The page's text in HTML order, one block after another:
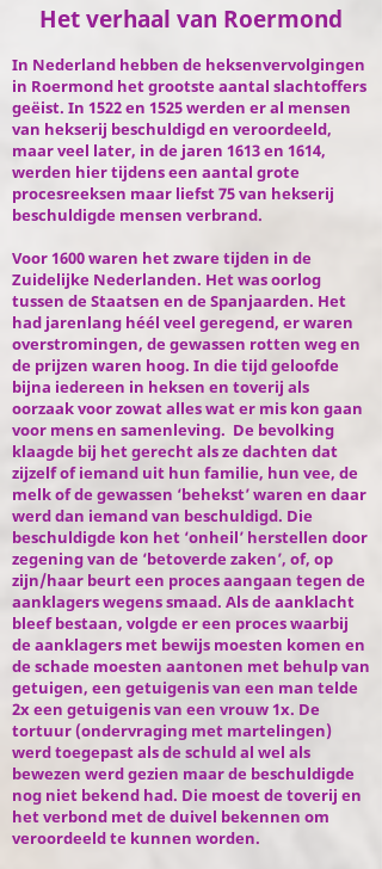
Het verhaal van Roermond
In Nederland hebben de heksenvervolgingen
in Roermond het grootste aantal slachtoffers
geëist. In 1522 en 1525 werden er al mensen
van hekserij beschuldigd en veroordeeld,
maar veel later, in de jaren 1613 en 1614,
werden hier tijdens een aantal grote
procesreeksen maar liefst 75 van hekserij
beschuldigde mensen verbrand.
Voor 1600 waren het zware tijden in de
Zuidelijke Nederlanden. Het was oorlog
tussen de Staatsen en de Spanjaarden. Het
had jarenlang héél veel geregend, er waren
overstromingen, de gewassen rotten weg en
de prijzen waren hoog. In die tijd geloofde
bijna iedereen in heksen en toverij als
oorzaak voor zowat alles wat er mis kon gaan
voor mens en samenleving. De bevolking
klaagde bij het gerecht als ze dachten dat
zijzelf of iemand uit hun familie, hun vee, de
melk of de gewassen ‘behekst’ waren en daar
werd dan iemand van beschuldigd. Die
beschuldigde kon het ‘onheil’ herstellen door
zegening van de ‘betoverde zaken’, of, op
zijn/haar beurt een proces aangaan tegen de
aanklagers wegens smaad. Als de aanklacht
bleef bestaan, volgde er een proces waarbij
de aanklagers met bewijs moesten komen en
de schade moesten aantonen met behulp van
getuigen, een getuigenis van een man telde
2x een getuigenis van een vrouw 1x. De
tortuur (ondervraging met martelingen)
werd toegepast als de schuld al wel als
bewezen werd gezien maar de beschuldigde
nog niet bekend had. Die moest de toverij en
het verbond met de duivel bekennen om
veroordeeld te kunnen worden.